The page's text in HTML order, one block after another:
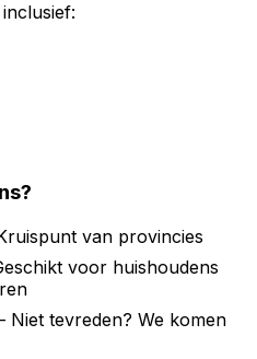
van provincies
voor huishoudens
Niet tevreden? We komen